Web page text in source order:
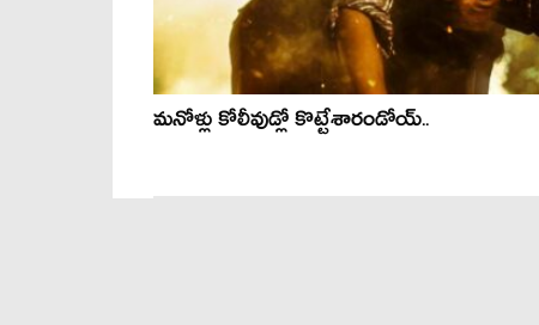
మనోళ్లు కోలీవుడ్లో కొట్టేశారండోయ్..